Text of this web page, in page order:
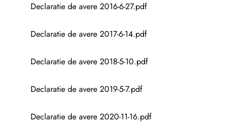
Declaratie de avere 2016-6-27.pdf
Declaratie de avere 2017-6-14.pdf
Declaratie de avere 2018-5-10.pdf
Declaratie de avere 2019-5-7.pdf
Declaratie de avere 2020-11-16.pdf